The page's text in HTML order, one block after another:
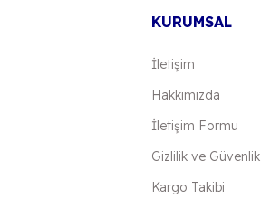
Gönder
KURUMSAL
İletişim
Hakkımızda
İletişim Formu
Gizlilik ve Güvenlik
Kargo Takibi